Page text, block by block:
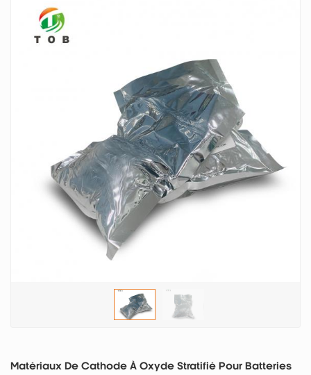
Matériaux De Cathode À Oxyde Stratifié Pour Batteries